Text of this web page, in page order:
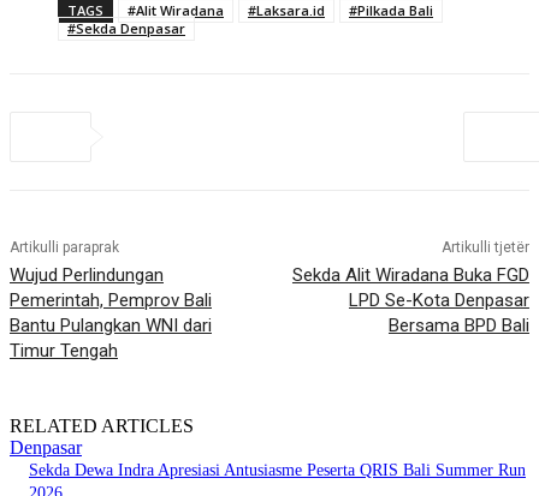
TAGS #Alit Wiradana #Laksara.id
#Pilkada Bali
#Sekda Denpasar
Artikulli paraprak
Wujud Perlindungan
Pemerintah, Pemprov Bali
Bantu Pulangkan WNI dari
Timur Tengah
Artikulli tjetër
Sekda Alit Wiradana Buka FGD
LPD Se-Kota Denpasar
Bersama BPD Bali
RELATED ARTICLES
Denpasar
Sekda Dewa Indra Apresiasi Antusiasme Peserta QRIS Bali Summer Run